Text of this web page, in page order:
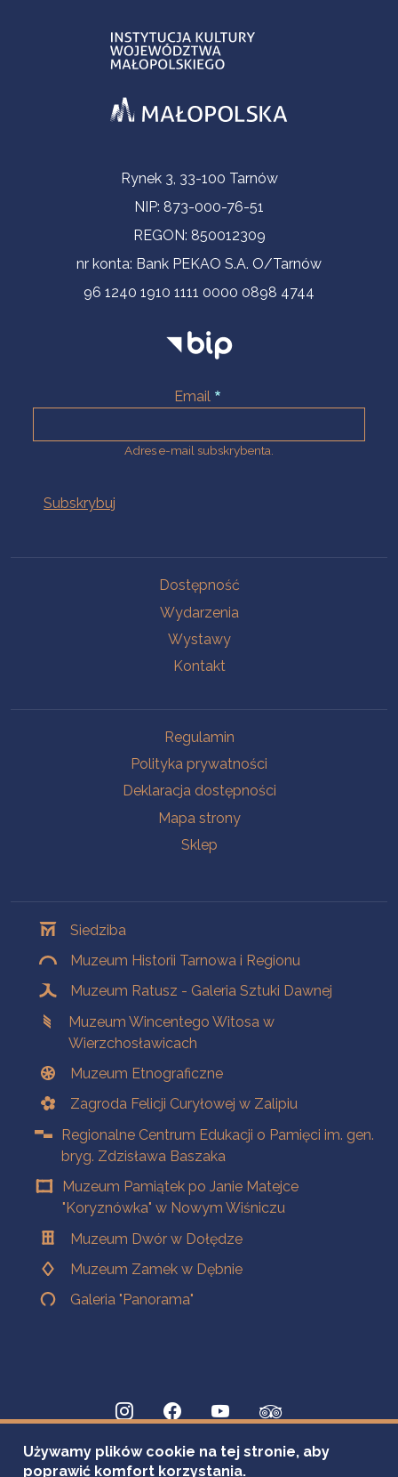
Informacje kontaktoweRynek 3, 33-100 Tarnów
NIP: 873-000-76-51
REGON: 850012309
nr konta: Bank PEKAO S.A. O/Tarnów
96 1240 1910 1111 0000 0898 4744
Email
Adres e-mail subskrybenta.
Dostępność
Wydarzenia
Wystawy
Kontakt
Regulamin
Polityka prywatności
Deklaracja dostępności
Mapa strony
Sklep
Siedziba
Muzeum Historii Tarnowa i Regionu
Muzeum Ratusz - Galeria Sztuki Dawnej
Muzeum Wincentego Witosa w
Wierzchosławicach
Muzeum Etnograficzne
Zagroda Felicji Curyłowej w Zalipiu
Regionalne Centrum Edukacji o Pamięci im. gen.
bryg. Zdzisława Baszaka
Muzeum Pamiątek po Janie Matejce
"Koryznówka" w Nowym Wiśniczu
Muzeum Dwór w Dołędze
Muzeum Zamek w Dębnie
Galeria "Panorama"
Używamy plików cookie na tej stronie, aby
poprawić komfort korzystania.